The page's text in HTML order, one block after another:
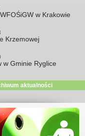
w Krakowie
Krzemowej
w Gminie Ryglice
aktualności